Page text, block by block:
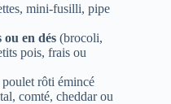
mini-fusilli, pipe
ou en dés (brocoli,
pois, frais ou
poulet rôti émincé
comté, cheddar ou